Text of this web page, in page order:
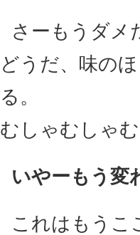
さーもうダメ
どうだ、味の
る。
むしゃむしゃ
いやーもう変
これはもうこ